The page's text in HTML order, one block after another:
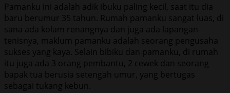
Pamanku ini adalah adik ibuku paling kecil, saat itu dia
baru berumur 35 tahun. Rumah pamanku sangat luas, di
sana ada kolam renangnya dan juga ada lapangan
tenisnya, maklum pamanku adalah seorang pengusaha
sukses yang kaya. Selain bibiku dan pamanku, di rumah
itu juga ada 3 orang pembantu, 2 cewek dan seorang
bapak tua berusia setengah umur, yang bertugas
sebagai tukang kebun.